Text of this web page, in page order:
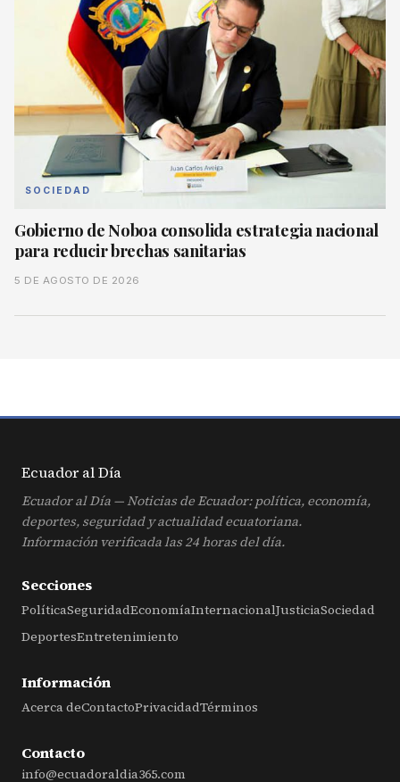
SOCIEDAD
Gobierno de Noboa consolida estrategia nacional
para reducir brechas sanitarias
5 DE AGOSTO DE 2026
Ecuador alDía
Ecuador al Día — Noticias de Ecuador: política, economía,
deportes, seguridad y actualidad ecuatoriana.
Información verificada las 24 horas del día.
Secciones
PolíticaSeguridadEconomíaInternacionalJusticiaSociedad
DeportesEntretenimiento
Información
Acerca deContactoPrivacidadTérminos
Contacto
info@ecuadoraldia365.com